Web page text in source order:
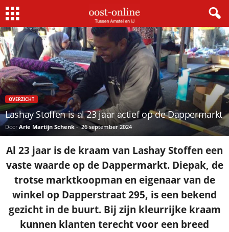
OVERZICHT
Lashay Stoffen is al 23 jaar actief op de Dappermarkt
Door Arie Martijn Schenk- 26 september 2024
Al 23 jaar is de kraam van Lashay Stoffen een
vaste waarde op de Dappermarkt. Diepak, de
trotse marktkoopman en eigenaar van de
winkel op Dapperstraat 295, is een bekend
gezicht in de buurt. Bij zijn kleurrijke kraam
kunnen klanten terecht voor een breed